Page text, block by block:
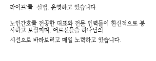
라이프’를 설립, 운영하고 있습니다.
노인간호를 전공한 대표와 전문 인력들이 헌신적으로 봉
사하고 보살피며, 어르신들을 하나님의
시선으로 바라보려고 매일 노력하고 있습니다.